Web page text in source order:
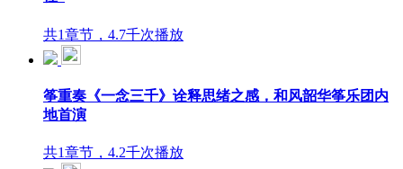
共1章节，4.7千次播放
筝重奏《一念三千》诠释思绪之感，和风韶华筝乐团内
地首演
共1章节，4.2千次播放